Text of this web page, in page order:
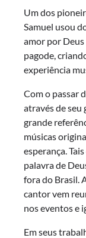
Um dos
Samuel usou
amor por
pagode,
experiência
Com o passar
através de seu
grande
músicas
esperança.
palavra de
fora do Brasil.
cantor vem
nos eventos e
Em seus